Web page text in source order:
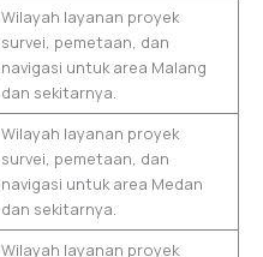
Wilayah layanan proyek
survei, pemetaan, dan
navigasi untuk area Malang
dan sekitarnya.
Wilayah layanan proyek
survei, pemetaan, dan
navigasi untuk area Medan
dan sekitarnya.
Wilayah layanan proyek